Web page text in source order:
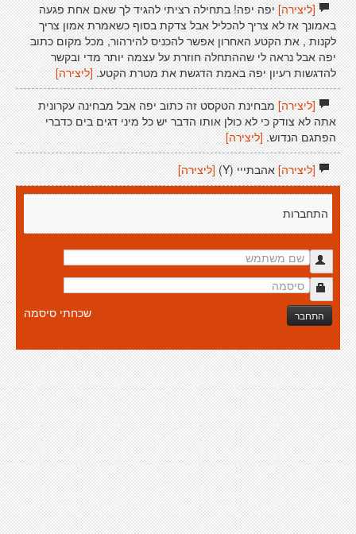
[ליצירה]יפה יפה! בתחילה רציתי להגיד לך שאם אחת פגעה
באמונך אז לא צריך להכליל אבל צדקת בסוף כשאמרת אמון צריך
לקנות , את הקטע האחרון אפשר להכניס להירהור, מכל מקום כתוב
יפה אבל נראה לי שההתחלה חוזרת על עצמה יותר מדי ובקשר
להדגשות רעיון יפה באמת הדגשת את מטרת הקטע. [ליצירה]
[ליצירה]מבחינת הטקסט זה כתוב יפה אבל מבחינה עקרונית
אתה לא צודק כי לא כולן אותו הדבר יש כל מיני דגים בים כדברי
הפתגם הנדוש.[ליצירה]
[ליצירה]אהבתייי (Y) [ליצירה]
התחברות
התחבר שכחתי סיסמה